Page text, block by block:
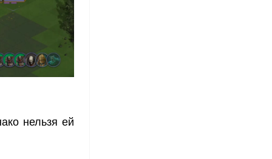
нельзя ей